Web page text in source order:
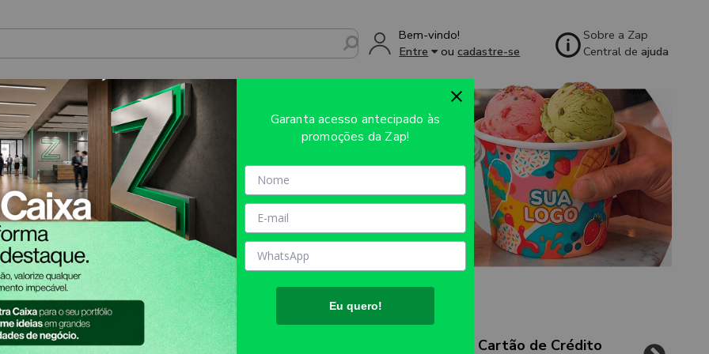
Bem-vindo!
Entre
oucadastre-se
Sobre a Zap
Central deajuda
Atendimento Cartão de Crédito
Garanta acesso antecipado às
promoções da Zap!
Eu quero!